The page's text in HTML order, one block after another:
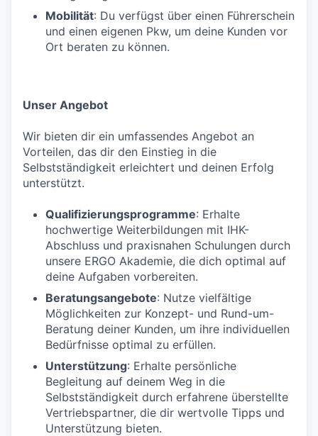
Mobilität: Du verfügst über einen Führerschein
und einen eigenen Pkw, um deine Kunden vor
Ort beraten zu können.
Unser Angebot
Wir bieten dir ein umfassendes Angebot an
Vorteilen, das dir den Einstieg in die
Selbstständigkeit erleichtert und deinen Erfolg
unterstützt.
Qualifizierungsprogramme: Erhalte
hochwertige Weiterbildungen mit IHK-
Abschluss und praxisnahen Schulungen durch
unsere ERGO Akademie, die dich optimal auf
deine Aufgaben vorbereiten.
Beratungsangebote: Nutze vielfältige
Möglichkeiten zur Konzept- und Rund-um-
Beratung deiner Kunden, um ihre individuellen
Bedürfnisse optimal zu erfüllen.
Unterstützung: Erhalte persönliche
Begleitung auf deinem Weg in die
Selbstständigkeit durch erfahrene überstellte
Vertriebspartner, die dir wertvolle Tipps und
Unterstützung bieten.